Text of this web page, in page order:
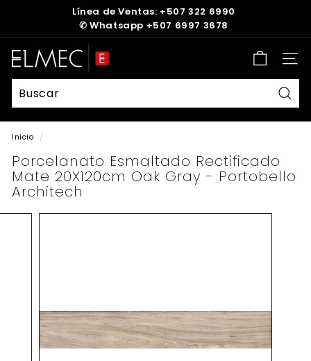
diapositivas
pausa
Línea de Ventas: +507 322 6990
✆ Whatsapp +507 6997 3678
E
L
M
E
C
Inicio /
Porcelanato Esmaltado Rectificado
Mate 20X120cm Oak Gray - Portobello
Architech